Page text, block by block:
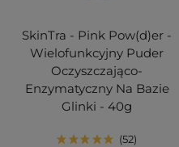
SkinTra - Pink Pow(d)er -
Wielofunkcyjny Puder
Oczyszczająco-
Enzymatyczny Na Bazie
Glinki - 40g
52